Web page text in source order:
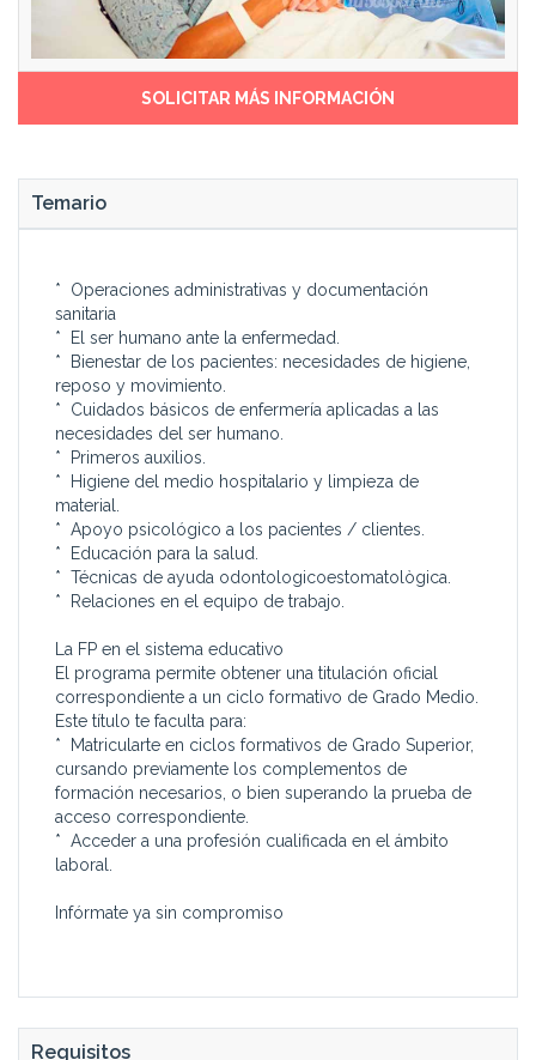
profesional del sector
sanitario.
Con tu título de FP, podrás
desempeñar las siguientes
· Auxiliar de enfermería en
clínicas, residencias y a
domicilio.
· Limpiar, mantener y
esterilizar el material y los
instrumentos clínicos
profesionales de la salud.
· Participar en actividades
psicológico y la educación
personas individuales o
SOLICITAR MÁS INFORMACIÓN
Temario
* Operaciones administrativas y documentación
sanitaria
* El ser humano ante la enfermedad.
* Bienestar de los pacientes: necesidades de higiene,
reposo y movimiento.
* Cuidados básicos de enfermería aplicadas a las
necesidades del ser humano.
* Primeros auxilios.
* Higiene del medio hospitalario y limpieza de
material.
* Apoyo psicológico a los pacientes / clientes.
* Educación para la salud.
* Técnicas de ayuda odontologicoestomatològica.
* Relaciones en el equipo de trabajo.
La FP en el sistema educativo
El programa permite obtener una titulación oficial
correspondiente a un ciclo formativo de Grado Medio.
Este título te faculta para:
* Matricularte en ciclos formativos de Grado Superior,
cursando previamente los complementos de
formación necesarios, o bien superando la prueba de
acceso correspondiente.
* Acceder a una profesión cualificada en el ámbito
laboral.
Infórmate ya sin compromiso
Requisitos